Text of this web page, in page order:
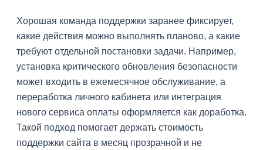
Хорошая команда поддержки заранее фиксирует,
какие действия можно выполнять планово, а какие
требуют отдельной постановки задачи. Например,
установка критического обновления безопасности
может входить в ежемесячное обслуживание, а
переработка личного кабинета или интеграция
нового сервиса оплаты оформляется как доработка.
Такой подход помогает держать стоимость
поддержки сайта в месяц прозрачной и не